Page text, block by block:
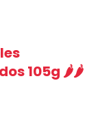
105g 🌶️🌶️